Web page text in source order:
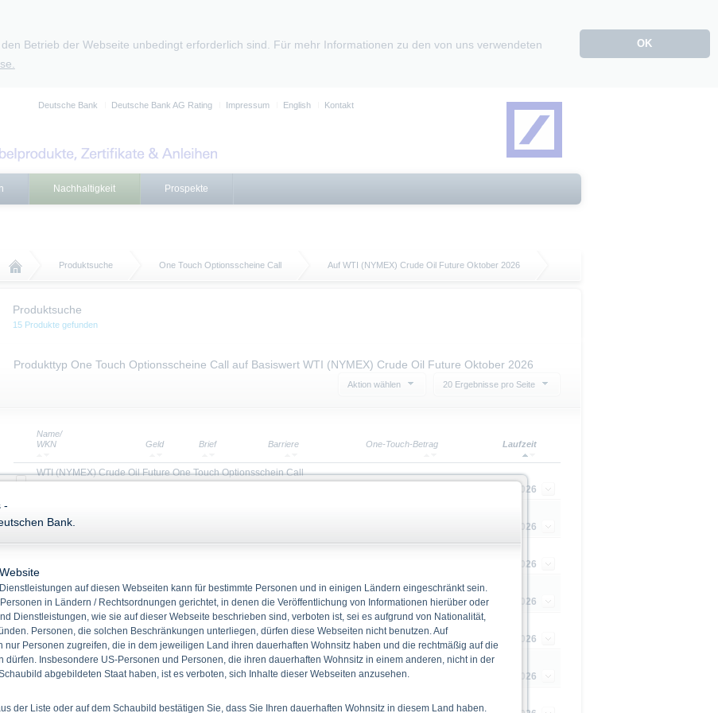
Betrieb der Webseite unbedingt erforderlich sind. Für mehr Informationen zu den von uns verwendeten
OK
Deutsche Bank Deutsche Bank AG Rating Impressum English Kontakt
Nachhaltigkeit Prospekte
Produktsuche One Touch Optionsscheine Call Auf WTI (NYMEX) Crude Oil Future Oktober 2026
Produktsuche
15 Produkte gefunden
Produkttyp One Touch Optionsscheine Call auf Basiswert WTI (NYMEX) Crude Oil Future Oktober 2026
Aktion wählen 20 Ergebnisse pro Seite
Name/
WKN
Geld Brief Barriere One-Touch-Betrag Laufzeit
WTI (NYMEX) Crude Oil Future One Touch Optionsschein Call
17.09.2026
DH4Z4U
17.09.2026
17.09.2026
WTI (NYMEX) Crude Oil Future One Touch Optionsschein Call
DH4Z4Q
1,210 1,510 130,0000 10,00
17.09.2026
WTI (NYMEX) Crude Oil Future One Touch Optionsschein Call
DH449H
4,810 5,110 90,0000 10,00
17.09.2026
WTI (NYMEX) Crude Oil Future One Touch Optionsschein Call
DH4Z4M
1,510 1,810 115,0000
17.09.2026
-
Bank.
auf diesen Webseiten kann für bestimmte Personen und in einigen Ländern eingeschränkt sein.
in Ländern / Rechtsordnungen gerichtet, in denen die Veröffentlichung von Informationen hierüber oder
Dienstleistungen, wie sie auf dieser Webseite beschrieben sind, verboten ist, sei es aufgrund von Nationalität,
Personen, die solchen Beschränkungen unterliegen, dürfen diese Webseiten nicht benutzen. Auf
nur Personen zugreifen, die in dem jeweiligen Land ihren dauerhaften Wohnsitz haben und die rechtmäßig auf die
dürfen. Insbesondere US-Personen und Personen, die ihren dauerhaften Wohnsitz in einem anderen, nicht in der
abgebildeten Staat haben, ist es verboten, sich Inhalte dieser Webseiten anzusehen.
der Liste oder auf dem Schaubild bestätigen Sie, dass Sie Ihren dauerhaften Wohnsitz in diesem Land haben.